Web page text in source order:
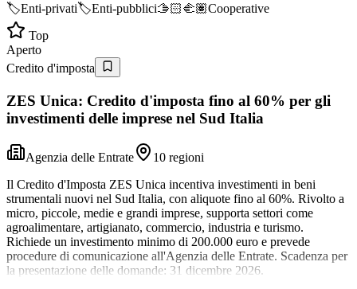
🏷️Enti-privati🏷️Enti-pubblici🫱🏻‍🫲🏽Cooperative
Top
Aperto
Credito d'imposta
ZES Unica: Credito d'imposta fino al 60% per gli
investimenti delle imprese nel Sud Italia
Agenzia delle Entrate
10 regioni
Il Credito d'Imposta ZES Unica incentiva investimenti in beni
strumentali nuovi nel Sud Italia, con aliquote fino al 60%. Rivolto a
micro, piccole, medie e grandi imprese, supporta settori come
agroalimentare, artigianato, commercio, industria e turismo.
Richiede un investimento minimo di 200.000 euro e prevede
procedure di comunicazione all'Agenzia delle Entrate. Scadenza per
la presentazione delle domande: 31 dicembre 2026.